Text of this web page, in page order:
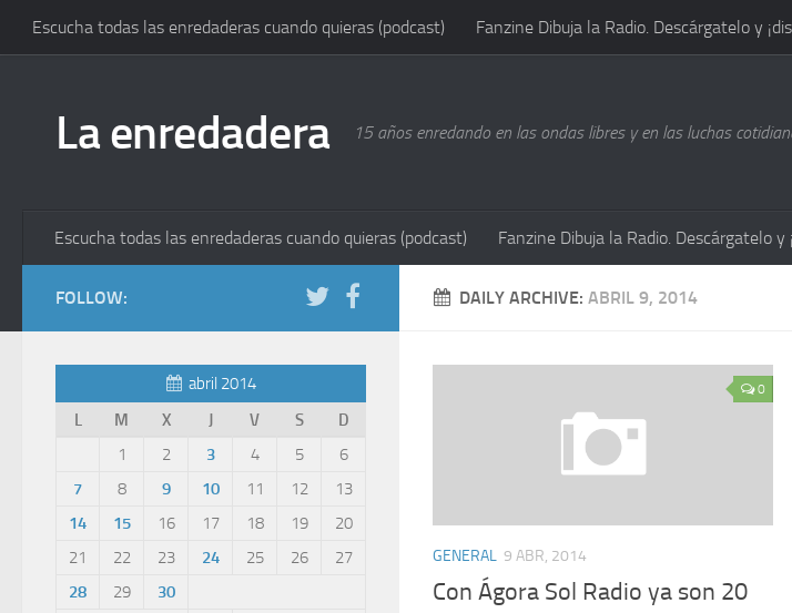
Escucha todas las enredaderas cuando quieras (podcast) Fanzine Dibuja la Radio. Descárgatelo y
La enredadera 15 años enredando en las ondas libres y en las luchas
Escucha todas las enredaderas cuando quieras (podcast) Fanzine Dibuja la Radio. Descárgatelo y
DAILY ARCHIVE: ABRIL 9, 2014
0
GENERAL 9 ABR, 2014
Con Ágora Sol Radio ya son 20
FOLLOW:
abril 2014
L
M X J V S D
1 2 3 4 5
6
7
8 9 10 11 12
13
14
15 16 17 18 19
20
21
22 23 24 25 26
27
28
29 30